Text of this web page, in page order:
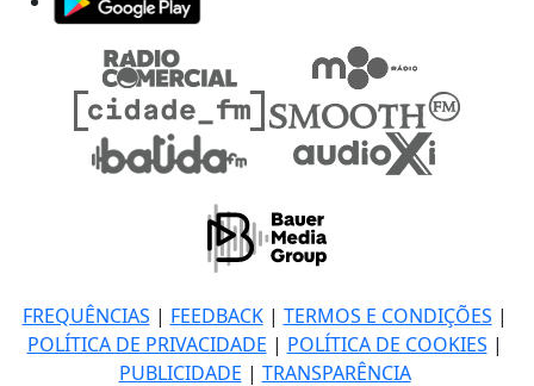
FREQUÊNCIAS | FEEDBACK| TERMOS E CONDIÇÕES |
POLÍTICA DE PRIVACIDADE | POLÍTICA DE COOKIES |
PUBLICIDADE | TRANSPARÊNCIA